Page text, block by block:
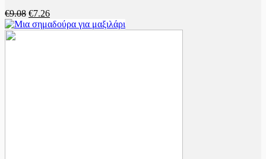
€9.08 €7.26